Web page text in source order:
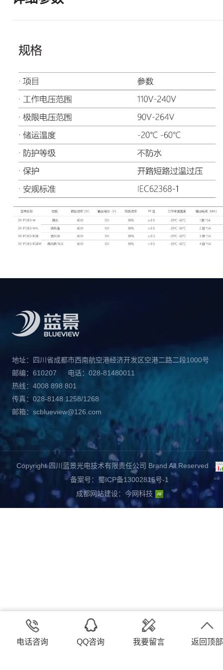
地址：四川省成都市西南航空港经济开发区空港二路二段1000号
邮编：610207
电话：028-81480011
热线：4008 898 801
传真：028-8148 1258/1268
邮箱：scblueview@126.com
Copyright 四川蓝景光电技术有限责任公司 Brand All Reserved
备案号：蜀ICP备13002816号-1
成都网站建设： 今网科技
电话咨询 QQ咨询 我要留言 返回顶部